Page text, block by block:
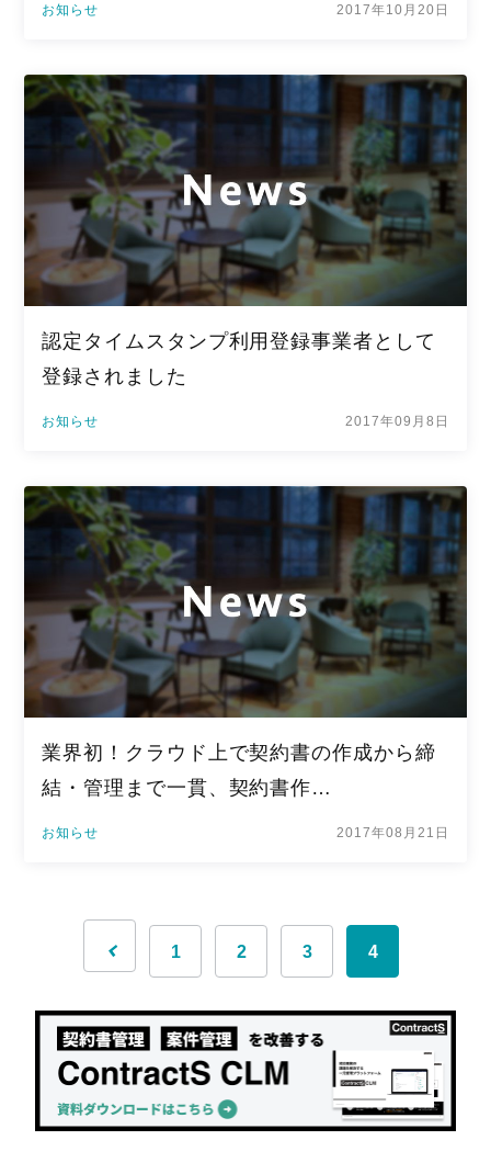
お知らせ 2017年10月20日
認定タイムスタンプ利用登録事業者として
登録されました
お知らせ 2017年09月8日
業界初！クラウド上で契約書の作成から締
結・管理まで一貫、契約書作…
お知らせ 2017年08月21日
1 2 3 4